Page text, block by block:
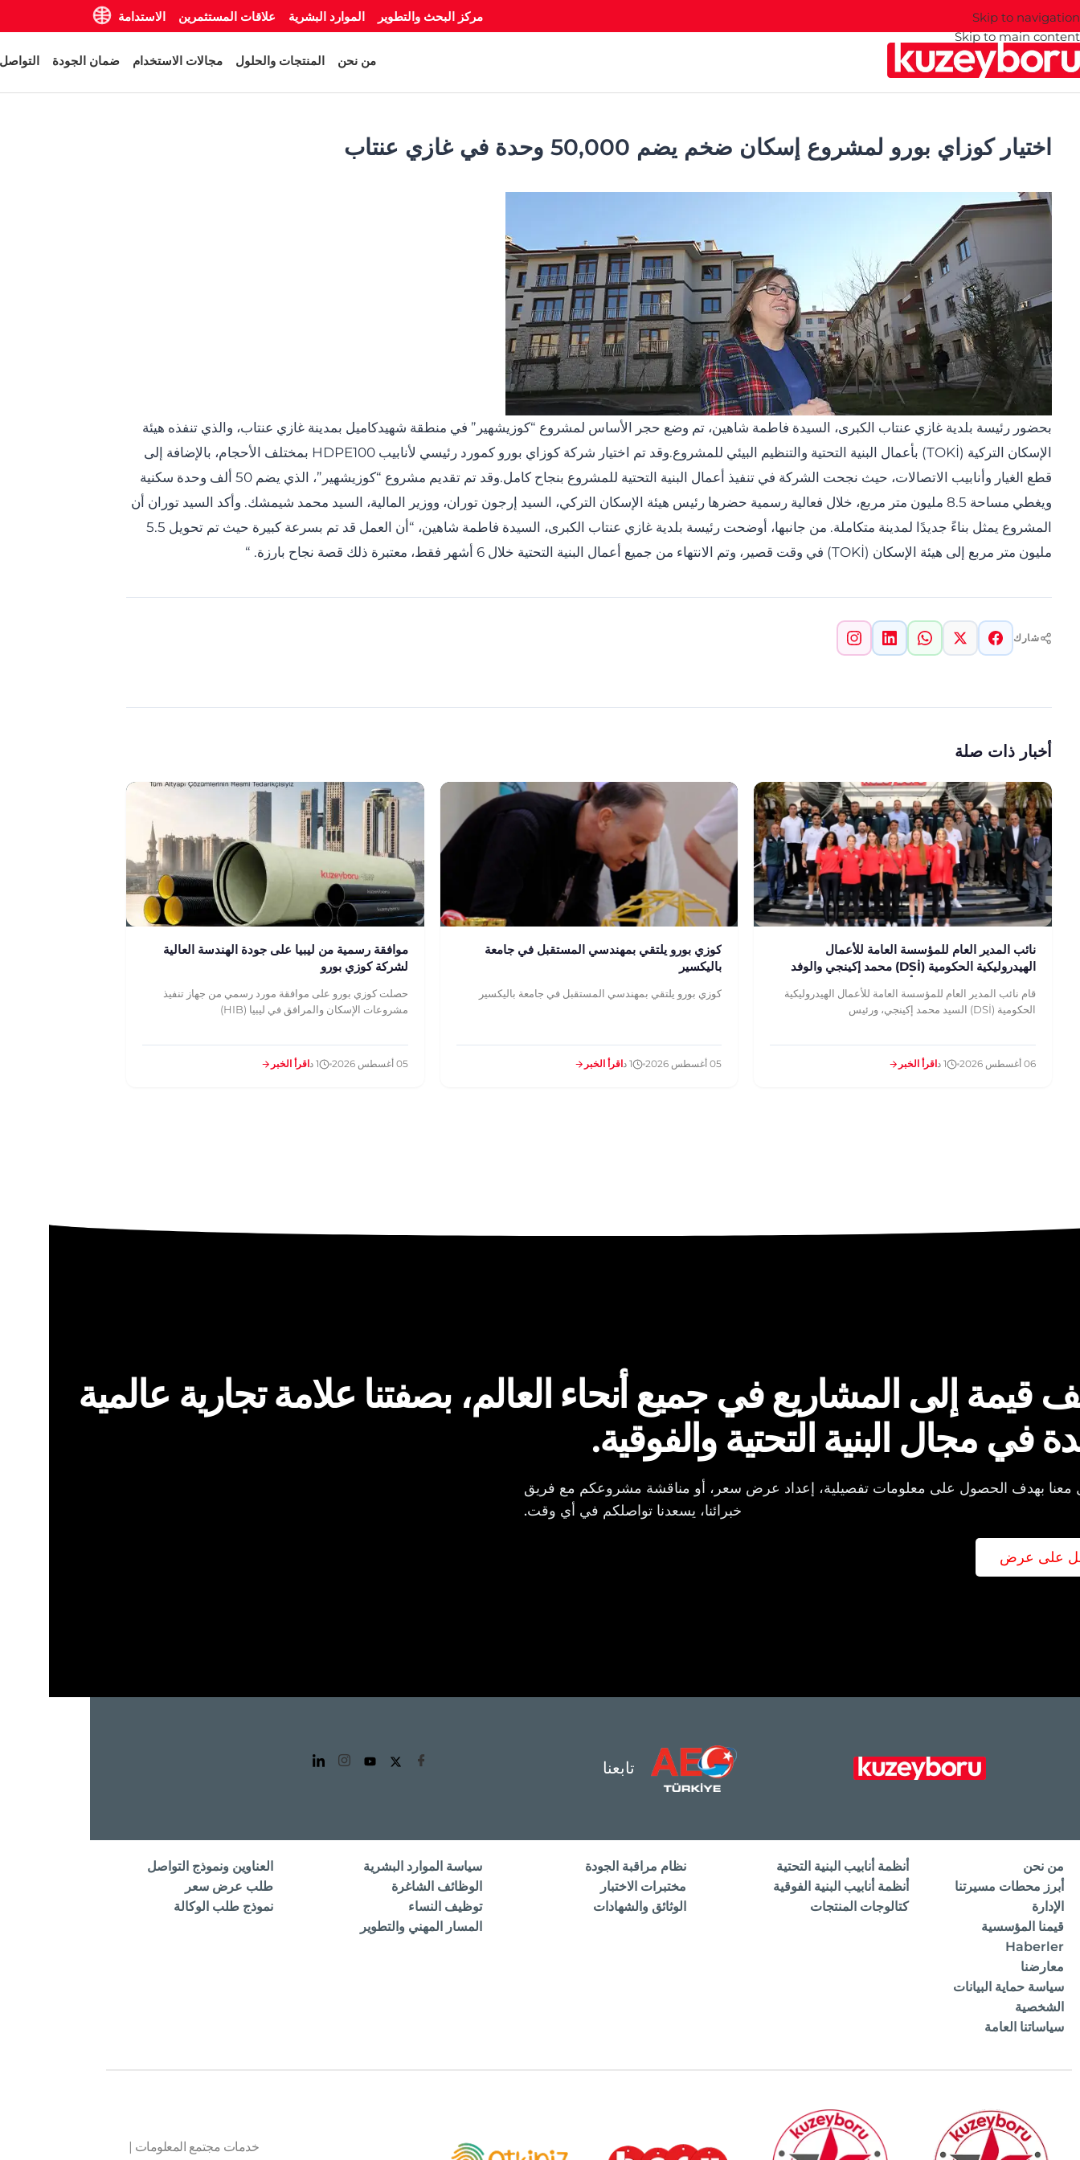
Skip to navigation
Skip to main content
مركز البحث والتطوير الموارد البشرية علاقات المستثمرين الاستدامة
من نحن المنتجات والحلول مجالات الاستخدام ضمان الجودة التواصل
اختيار كوزاي بورو لمشروع إسكان ضخم يضم 50,000 وحدة في غازي عنتاب
بحضور رئيسة بلدية غازي عنتاب الكبرى، السيدة فاطمة شاهين، تم وضع حجر الأساس لمشروع “كوزيشهير” في منطقة شهيدكاميل بمدينة غازي عنتاب، والذي تنفذه هيئة
الإسكان التركية (TOKİ) بأعمال البنية التحتية والتنظيم البيئي للمشروع.وقد تم اختيار شركة كوزاي بورو كمورد رئيسي لأنابيب HDPE100 بمختلف الأحجام، بالإضافة إلى
قطع الغيار وأنابيب الاتصالات، حيث نجحت الشركة في تنفيذ أعمال البنية التحتية للمشروع بنجاح كامل.وقد تم تقديم مشروع “كوزيشهير”، الذي يضم 50 ألف وحدة سكنية
ويغطي مساحة 8.5 مليون متر مربع، خلال فعالية رسمية حضرها رئيس هيئة الإسكان التركي، السيد إرجون توران، ووزير المالية، السيد محمد شيمشك. وأكد السيد توران أن
المشروع يمثل بناءً جديدًا لمدينة متكاملة. من جانبها، أوضحت رئيسة بلدية غازي عنتاب الكبرى، السيدة فاطمة شاهين، “أن العمل قد تم بسرعة كبيرة حيث تم تحويل 5.5
مليون متر مربع إلى هيئة الإسكان (TOKİ) في وقت قصير، وتم الانتهاء من جميع أعمال البنية التحتية خلال 6 أشهر فقط، معتبرة ذلك قصة نجاح بارزة. “
شارك
أخبار ذات صلة
نائب المدير العام للمؤسسة العامة للأعمال
الهيدروليكية الحكومية (DSİ) محمد إكينجي والوفد
قام نائب المدير العام للمؤسسة العامة للأعمال الهيدروليكية
الحكومية (DSİ) السيد محمد إكينجي، ورئيس
06 أغسطس 2026 1 د اقرأ الخبر
كوزي بورو يلتقي بمهندسي المستقبل في جامعة
باليكسير
كوزي بورو يلتقي بمهندسي المستقبل في جامعة باليكسير
05 أغسطس 2026 1 د اقرأ الخبر
موافقة رسمية من ليبيا على جودة الهندسة العالية
لشركة كوزي بورو
حصلت كوزي بورو على موافقة مورد رسمي من جهاز تنفيذ
مشروعات الإسكان والمرافق في ليبيا (HIB)
05 أغسطس 2026 1 د اقرأ الخبر
قيمة إلى المشاريع في جميع أنحاء العالم، بصفتنا علامة تجارية عالمية
في مجال البنية التحتية والفوقية.
معنا بهدف الحصول على معلومات تفصيلية، إعداد عرض سعر، أو مناقشة مشروعكم مع فريق
خبرائنا، يسعدنا تواصلكم في أي وقت.
على عرض
تابعنا
من نحن
أبرز محطات مسيرتنا
الإدارة
قيمنا المؤسسية
Haberler
معارضنا
سياسة حماية البيانات
الشخصية
سياساتنا العامة
أنظمة أنابيب البنية التحتية
أنظمة أنابيب البنية الفوقية
كتالوجات المنتجات
نظام مراقبة الجودة
مختبرات الاختبار
الوثائق والشهادات
سياسة الموارد البشرية
الوظائف الشاغرة
توظيف النساء
المسار المهني والتطوير
العناوين ونموذج التواصل
طلب عرض سعر
نموذج طلب الوكالة
خدمات مجتمع المعلومات